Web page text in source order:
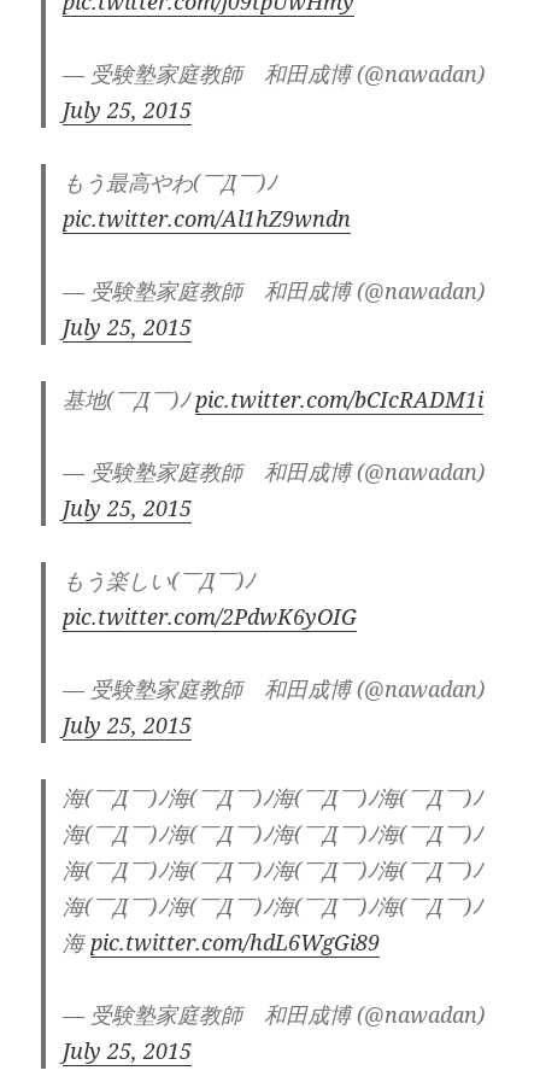
— 受験塾家庭教師 和田成博 (@nawadan)
July 25, 2015
もう最高やわ(￣Д￣)ﾉ
pic.twitter.com/Al1hZ9wndn
— 受験塾家庭教師 和田成博 (@nawadan)
July 25, 2015
基地(￣Д￣)ﾉpic.twitter.com/bCIcRADM1i
— 受験塾家庭教師 和田成博 (@nawadan)
July 25, 2015
もう楽しい(￣Д￣)ﾉ
pic.twitter.com/2PdwK6yOIG
— 受験塾家庭教師 和田成博 (@nawadan)
July 25, 2015
海(￣Д￣)ﾉ海(￣Д￣)ﾉ海(￣Д￣)ﾉ海(￣Д￣)ﾉ
海(￣Д￣)ﾉ海(￣Д￣)ﾉ海(￣Д￣)ﾉ海(￣Д￣)ﾉ
海(￣Д￣)ﾉ海(￣Д￣)ﾉ海(￣Д￣)ﾉ海(￣Д￣)ﾉ
海(￣Д￣)ﾉ海(￣Д￣)ﾉ海(￣Д￣)ﾉ海(￣Д￣)ﾉ
海pic.twitter.com/hdL6WgGi89
— 受験塾家庭教師 和田成博 (@nawadan)
July 25, 2015